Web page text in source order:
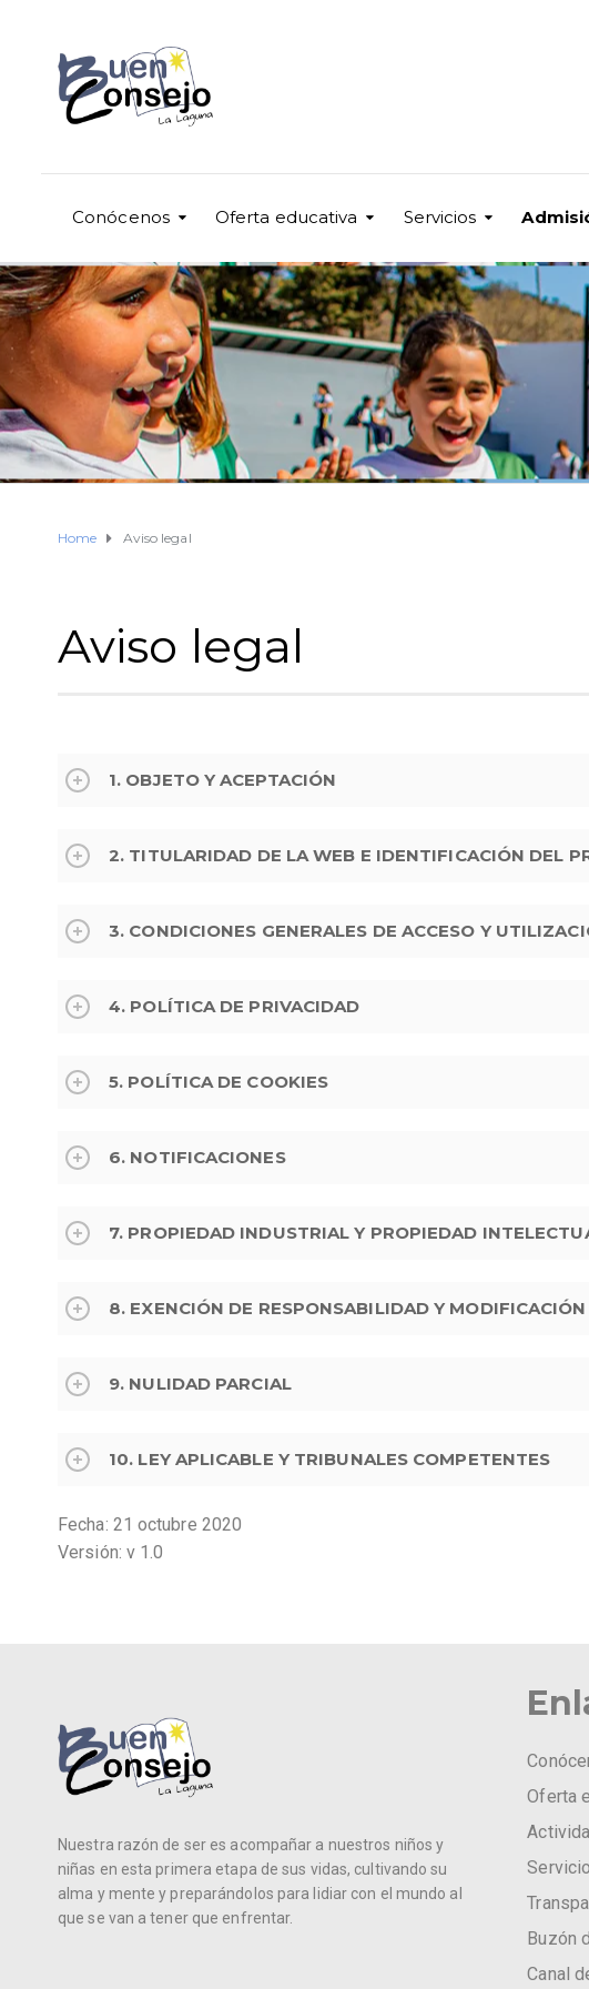
Conócenos Oferta educativa Servicios
Home Aviso legal
Aviso legal
1. OBJETO Y ACEPTACIÓN
2. TITULARIDAD DE LA WEB E IDENTIFICACIÓN DEL
3. CONDICIONES GENERALES DE ACCESO Y
4. POLÍTICA DE PRIVACIDAD
5. POLÍTICA DE COOKIES
6. NOTIFICACIONES
7. PROPIEDAD INDUSTRIAL Y PROPIEDAD
8. EXENCIÓN DE RESPONSABILIDAD Y
9. NULIDAD PARCIAL
10. LEY APLICABLE Y TRIBUNALES COMPETENTES
Fecha: 21 octubre 2020
Versión: v 1.0
Nuestra razón de ser es acompañar a nuestros niños y
niñas en esta primera etapa de sus vidas, cultivando su
alma y mente y preparándolos para lidiar con el mundo al
que se van a tener que enfrentar.
Oferta
Buzón
Canal